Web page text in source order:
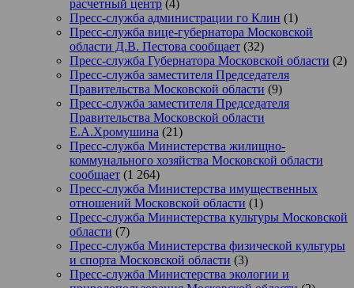
расчетный центр (4)
Пресс-служба администрации го Клин (1)
Пресс-служба вице-губернатора Московской
области Д.В. Пестова сообщает (32)
Пресс-служба Губернатора Московской области (2)
Пресс-служба заместителя Председателя
Правительства Московской области (9)
Пресс-служба заместителя Председателя
Правительства Московской области
Е.А.Хромушина (21)
Пресс-служба Министерства жилищно-
коммунального хозяйства Московской области
сообщает (1 264)
Пресс-служба Министерства имущественных
отношений Московской области (1)
Пресс-служба Министерства культуры Московской
области (7)
Пресс-служба Министерства физической культуры
и спорта Московской области (3)
Пресс-служба Министерства экологии и